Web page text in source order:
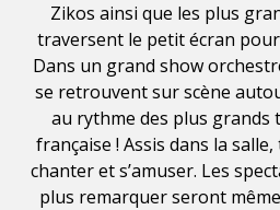
Zikos ainsi que les plus
traversent le petit écran
Dans un grand show
se retrouvent sur scène
au rythme des plus grands
française ! Assis dans la
chanter et s’amuser. Les
plus remarquer seront